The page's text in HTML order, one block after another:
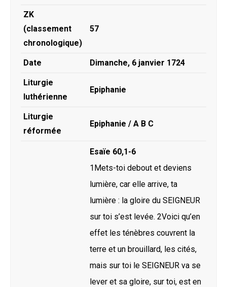
ZK
(classement
chronologique)
57
Date Dimanche, 6 janvier 1724
Liturgie
luthérienne
Epiphanie
Liturgie
réformée
Epiphanie / A B C
Esaïe 60,1-6
1Mets-toi debout et deviens
lumière, car elle arrive, ta
lumière : la gloire du SEIGNEUR
sur toi s’est levée. 2Voici qu’en
effet les ténèbres couvrent la
terre et un brouillard, les cités,
mais sur toi le SEIGNEUR va se
lever et sa gloire, sur toi, est en